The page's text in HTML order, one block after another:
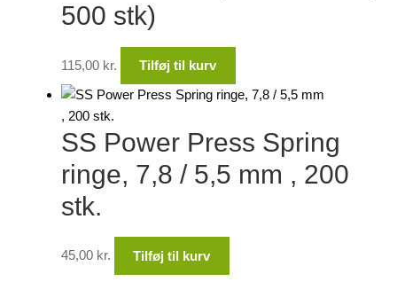
500 stk)
115,00 kr. Tilføj til kurv
SS Power Press Spring
ringe, 7,8 / 5,5 mm , 200
stk.
45,00 kr. Tilføj til kurv